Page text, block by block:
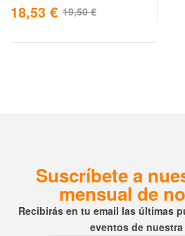
19,50€
18,53 €
Suscríbete a
mensual de
Recibirás en tu email las últimas
eventos de